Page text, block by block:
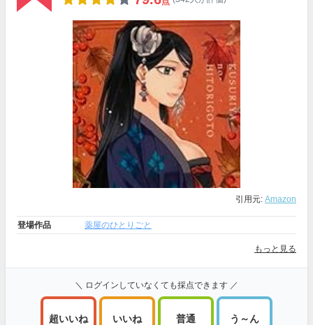
引用元: Amazon
登場作品 薬屋のひとりごと
もっと見る
＼ ログインしていなくても採点できます ／
超いいね いいね 普通 う～ん